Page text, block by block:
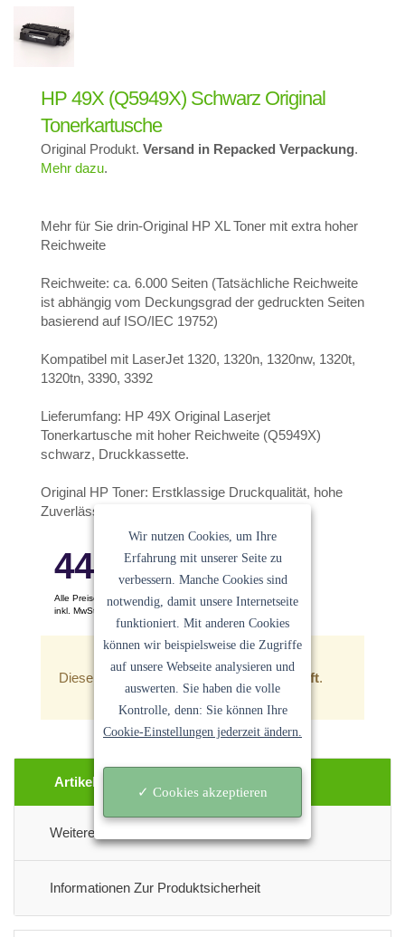
HP 49X (Q5949X) Schwarz Original
Tonerkartusche
Original Produkt. Versand in Repacked Verpackung.
Mehr dazu.
Mehr für Sie drin-Original HP XL Toner mit extra hoher
Reichweite
Reichweite: ca. 6.000 Seiten (Tatsächliche Reichweite
ist abhängig vom Deckungsgrad der gedruckten Seiten
basierend auf ISO/IEC 19752)
Kompatibel mit LaserJet 1320, 1320n, 1320nw, 1320t,
1320tn, 3390, 3392
Lieferumfang: HP 49X Original Laserjet
Tonerkartusche mit hoher Reichweite (Q5949X)
schwarz, Druckkassette.
Original HP Toner: Erstklassige Druckqualität, hohe
Zuverlässigkeit und einfache Handhabung
44.87€
Alle Preise pro Stück
inkl. MwSt. Keine Versandkosten
Dieser Artikel ist zur Zeit leider ausverkauft.
Artikel Beschreibung
Weitere Informationen
Informationen Zur Produktsicherheit
Wir nutzen Cookies, um Ihre
Erfahrung mit unserer Seite zu
verbessern. Manche Cookies sind
notwendig, damit unsere Internetseite
funktioniert. Mit anderen Cookies
können wir beispielsweise die Zugriffe
auf unsere Webseite analysieren und
auswerten. Sie haben die volle
Kontrolle, denn: Sie können Ihre
Cookie-Einstellungen jederzeit ändern.
✓ Cookies akzeptieren